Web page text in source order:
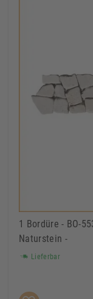
1 Bordüre - BO-
Naturstein -
Lieferbar